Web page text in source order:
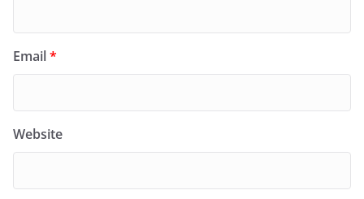
Email*
Website